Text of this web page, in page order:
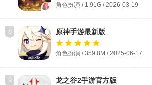
角色扮演 / 1.91G / 2026-03-19
8 原神手游最新版
角色扮演 / 359.8M / 2025-06-17
9 龙之谷2手游官方版